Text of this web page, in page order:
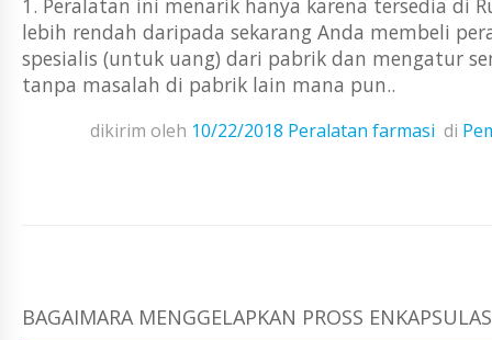
1. Peralatan ini menarik hanya karena tersedia di
lebih rendah daripada sekarang Anda membeli
spesialis (untuk uang) dari pabrik dan mengatur
tanpa masalah di pabrik lain mana pun..
dikirim oleh 10/22/2018 Peralatan farmasi di
BAGAIMARA MENGGELAPKAN PROSS